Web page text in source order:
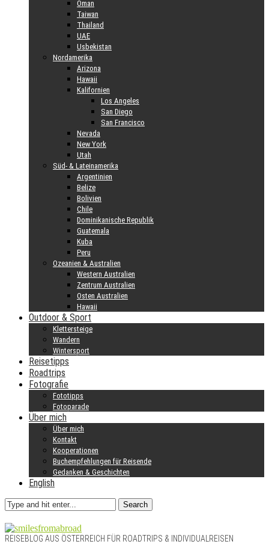
Oman
Taiwan
Thailand
UAE
Usbekistan
Nordamerika
Arizona
Hawaii
Kalifornien
Los Angeles
San Diego
San Francisco
Nevada
New York
Utah
Süd- & Lateinamerika
Argentinien
Belize
Bolivien
Chile
Dominikanische Republik
Guatemala
Kuba
Peru
Ozeanien & Australien
Western Australien
Zentrum Australien
Osten Australien
Hawaii
Outdoor & Sport
Klettersteige
Wandern
Wintersport
Reisetipps
Roadtrips
Fotografie
Fototipps
Fotoparade
Über mich
Über mich
Kontakt
Kooperationen
Buchempfehlungen für Reisende
Gedanken & Geschichten
English
Search
REISEBLOG AUS ÖSTERREICH FÜR ROADTRIPS & INDIVIDUALREISEN